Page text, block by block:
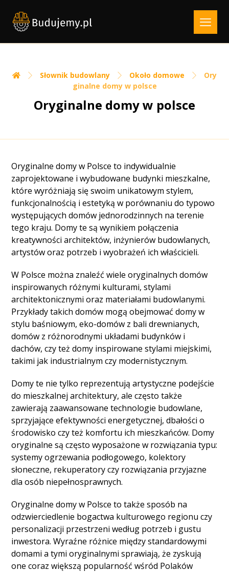
Słownik budowlany Około domowe
Ory
ginalne domy w polsce
Oryginalne domy w polsce
Oryginalne domy w Polsce to indywidualnie
zaprojektowane i wybudowane budynki mieszkalne,
które wyróżniają się swoim unikatowym stylem,
funkcjonalnością i estetyką w porównaniu do typowo
występujących domów jednorodzinnych na terenie
tego kraju. Domy te są wynikiem połączenia
kreatywności architektów, inżynierów budowlanych,
artystów oraz potrzeb i wyobrażeń ich właścicieli.
W Polsce można znaleźć wiele oryginalnych domów
inspirowanych różnymi kulturami, stylami
architektonicznymi oraz materiałami budowlanymi.
Przykłady takich domów mogą obejmować domy w
stylu baśniowym, eko-domów z bali drewnianych,
domów z różnorodnymi układami budynków i
dachów, czy też domy inspirowane stylami miejskimi,
takimi jak industrialnym czy modernistycznym.
Domy te nie tylko reprezentują artystyczne podejście
do mieszkalnej architektury, ale często także
zawierają zaawansowane technologie budowlane,
sprzyjające efektywności energetycznej, dbałości o
środowisko czy też komfortu ich mieszkańców. Domy
oryginalne są często wyposażone w rozwiązania typu:
systemy ogrzewania podłogowego, kolektory
słoneczne, rekuperatory czy rozwiązania przyjazne
dla osób niepełnosprawnych.
Oryginalne domy w Polsce to także sposób na
odzwierciedlenie bogactwa kulturowego regionu czy
personalizacji przestrzeni według potrzeb i gustu
inwestora. Wyraźne różnice między standardowymi
domami a tymi oryginalnymi sprawiają, że zyskują
one coraz większą popularność wśród Polaków